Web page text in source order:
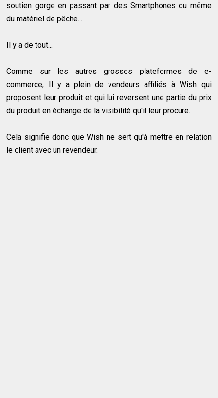
soutien gorge en passant par des Smartphones ou même
du matériel de pêche...
Il y a de tout...
Comme sur les autres grosses plateformes de e-
commerce, Il y a plein de vendeurs affiliés à Wish qui
proposent leur produit et qui lui reversent une partie du prix
du produit en échange de la visibilité qu'il leur procure.
Cela signifie donc que Wish ne sert qu'à mettre en relation
le client avec un revendeur.